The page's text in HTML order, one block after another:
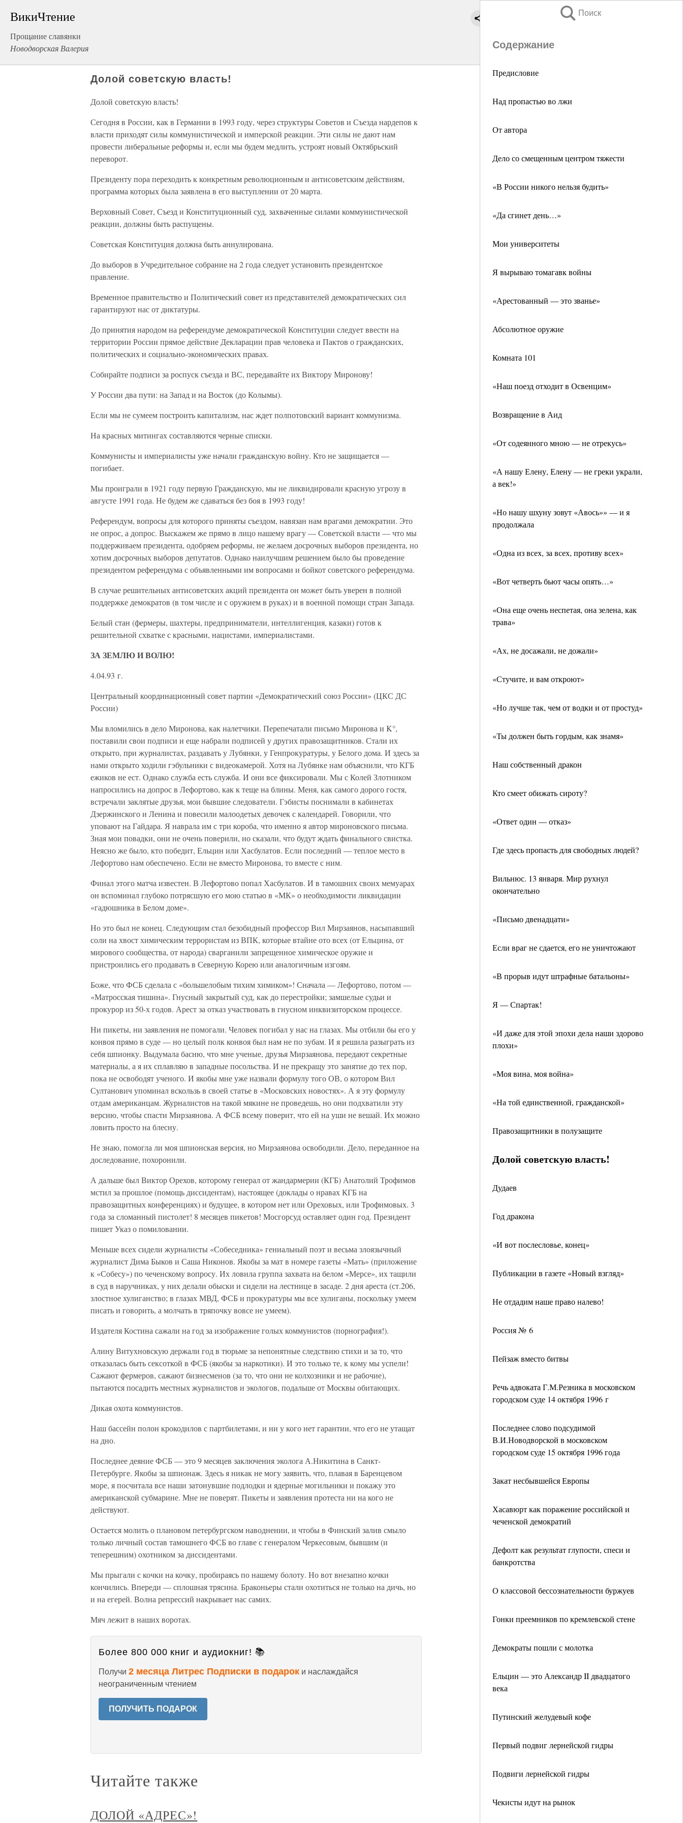
ВикиЧтение
Прощание славянки
Новодворская Валерия
Поиск
Содержание
Предисловие
Над пропастью во лжи
От автора
Дело со смещенным центром тяжести
«В России никого нельзя будить»
«Да сгинет день…»
Мои университеты
Я вырываю томагавк войны
«Арестованный — это званье»
Абсолютное оружие
Комната 101
«Наш поезд отходит в Освенцим»
Возвращение в Аид
«От содеянного мною — не отрекусь»
«А нашу Елену, Елену — не греки украли,
а век!»
«Но нашу шхуну зовут «Авось»» — и я
продолжала
«Одна из всех, за всех, противу всех»
«Вот четверть бьют часы опять…»
«Она еще очень неспетая, она зелена, как
трава»
«Ах, не досажали, не дожали»
«Стучите, и вам откроют»
«Но лучше так, чем от водки и от простуд»
«Ты должен быть гордым, как знамя»
Наш собственный дракон
Кто смеет обижать сироту?
«Ответ один — отказ»
Где здесь пропасть для свободных людей?
Вильнюс. 13 января. Мир рухнул
окончательно
«Письмо двенадцати»
Если враг не сдается, его не уничтожают
«В прорыв идут штрафные батальоны»
Я — Спартак!
«И даже для этой эпохи дела наши здорово
плохи»
«Моя вина, моя война»
«На той единственной, гражданской»
Правозащитники в полузащите
Долой советскую власть!
Дудаев
Год дракона
«И вот послесловье, конец»
Публикации в газете «Новый взгляд»
Не отдадим наше право налево!
Россия № 6
Пейзаж вместо битвы
Речь адвоката Г.М.Резника в московском
городском суде 14 октября 1996 г
Последнее слово подсудимой
В.И.Новодворской в московском
городском суде 15 октября 1996 года
Закат несбывшейся Европы
Хасавюрт как поражение российской и
чеченской демократий
Дефолт как результат глупости, спеси и
банкротства
О классовой бессознательности буржуев
Гонки преемников по кремлевской стене
Демократы пошли с молотка
Ельцин — это Александр II двадцатого
века
Путинский желудевый кофе
Первый подвиг лернейской гидры
Подвиги лернейской гидры
Чекисты идут на рынок
Долой советскую власть!
Долой советскую власть!
Сегодня в России, как в Германии в 1993 году, через структуры Советов и Съезда нардепов к
власти приходят силы коммунистической и имперской реакции. Эти силы не дают нам
провести либеральные реформы и, если мы будем медлить, устроят новый Октябрьский
переворот.
Президенту пора переходить к конкретным революционным и антисоветским действиям,
программа которых была заявлена в его выступлении от 20 марта.
Верховный Совет, Съезд и Конституционный суд, захваченные силами коммунистической
реакции, должны быть распущены.
Советская Конституция должна быть аннулирована.
До выборов в Учредительное собрание на 2 года следует установить президентское
правление.
Временное правительство и Политический совет из представителей демократических сил
гарантируют нас от диктатуры.
До принятия народом на референдуме демократической Конституции следует ввести на
территории России прямое действие Декларации прав человека и Пактов о гражданских,
политических и социально-экономических правах.
Собирайте подписи за роспуск съезда и ВС, передавайте их Виктору Миронову!
У России два пути: на Запад и на Восток (до Колымы).
Если мы не сумеем построить капитализм, нас ждет полпотовский вариант коммунизма.
На красных митингах составляются черные списки.
Коммунисты и империалисты уже начали гражданскую войну. Кто не защищается —
погибает.
Мы проиграли в 1921 году первую Гражданскую, мы не ликвидировали красную угрозу в
августе 1991 года. Не будем же сдаваться без боя в 1993 году!
Референдум, вопросы для которого приняты съездом, навязан нам врагами демократии. Это
не опрос, а допрос. Выскажем же прямо в лицо нашему врагу — Советской власти — что мы
поддерживаем президента, одобряем реформы, не желаем досрочных выборов президента, но
хотим досрочных выборов депутатов. Однако наилучшим решением было бы проведение
президентом референдума с объявленными им вопросами и бойкот советского референдума.
В случае решительных антисоветских акций президента он может быть уверен в полной
поддержке демократов (в том числе и с оружием в руках) и в военной помощи стран Запада.
Белый стан (фермеры, шахтеры, предприниматели, интеллигенция, казаки) готов к
решительной схватке с красными, нацистами, империалистами.
ЗА ЗЕМЛЮ И ВОЛЮ!
4.04.93 г.
Центральный координационный совет партии «Демократический союз России» (ЦКС ДС
России)
Мы вломились в дело Миронова, как налетчики. Перепечатали письмо Миронова и K°,
поставили свои подписи и еще набрали подписей у других правозащитников. Стали их
открыто, при журналистах, раздавать у Лубянки, у Генпрокуратуры, у Белого дома. И здесь за
нами открыто ходили гэбульники с видеокамерой. Хотя на Лубянке нам объяснили, что КГБ
ежиков не ест. Однако служба есть служба. И они все фиксировали. Мы с Колей Злотником
напросились на допрос в Лефортово, как к теще на блины. Меня, как самого дорого гостя,
встречали заклятые друзья, мои бывшие следователи. Гэбисты поснимали в кабинетах
Дзержинского и Ленина и повесили малоодетых девочек с календарей. Говорили, что
уповают на Гайдара. Я наврала им с три короба, что именно я автор мироновского письма.
Зная мои повадки, они не очень поверили, но сказали, что будут ждать финального свистка.
Неясно же было, кто победит, Ельцин или Хасбулатов. Если последний — теплое место в
Лефортово нам обеспечено. Если не вместо Миронова, то вместе с ним.
Финал этого матча известен. В Лефортово попал Хасбулатов. И в тамошних своих мемуарах
он вспоминал глубоко потрясшую его мою статью в «МК» о необходимости ликвидации
«гадюшника в Белом доме».
Но это был не конец. Следующим стал безобидный профессор Вил Мирзаянов, насыпавший
соли на хвост химическим террористам из ВПК, которые втайне ото всех (от Ельцина, от
мирового сообщества, от народа) сварганили запрещенное химическое оружие и
пристроились его продавать в Северную Корею или аналогичным изгоям.
Боже, что ФСБ сделала с «большелобым тихим химиком»! Сначала — Лефортово, потом —
«Матросская тишина». Гнусный закрытый суд, как до перестройки; замшелые судьи и
прокурор из 50-х годов. Арест за отказ участвовать в гнусном инквизиторском процессе.
Ни пикеты, ни заявления не помогали. Человек погибал у нас на глазах. Мы отбили бы его у
конвоя прямо в суде — но целый полк конвоя был нам не по зубам. И я решила разыграть из
себя шпионку. Выдумала басню, что мне ученые, друзья Мирзаянова, передают секретные
материалы, а я их сплавляю в западные посольства. И не прекращу это занятие до тех пор,
пока не освободят ученого. И якобы мне уже назвали формулу того ОВ, о котором Вил
Султанович упоминал вскользь в своей статье в «Московских новостях». А я эту формулу
отдам американцам. Журналистов на такой мякине не проведешь, но они подхватили эту
версию, чтобы спасти Мирзаянова. А ФСБ всему поверит, что ей на уши не вешай. Их можно
ловить просто на блесну.
Не знаю, помогла ли моя шпионская версия, но Мирзаянова освободили. Дело, переданное на
доследование, похоронили.
А дальше был Виктор Орехов, которому генерал от жандармерии (КГБ) Анатолий Трофимов
мстил за прошлое (помощь диссидентам), настоящее (доклады о нравах КГБ на
правозащитных конференциях) и будущее, в котором нет или Ореховых, или Трофимовых. 3
года за сломанный пистолет! 8 месяцев пикетов! Мосгорсуд оставляет один год. Президент
пишет Указ о помиловании.
Меньше всех сидели журналисты «Собеседника» гениальный поэт и весьма злоязычный
журналист Дима Быков и Саша Никонов. Якобы за мат в номере газеты «Мать» (приложение
к «Собесу») по чеченскому вопросу. Их ловила группа захвата на белом «Мерсе», их тащили
в суд в наручниках, у них делали обыски и сидели на лестнице в засаде. 2 дня ареста (ст.206,
злостное хулиганство; в глазах МВД, ФСБ и прокуратуры мы все хулиганы, поскольку умеем
писать и говорить, а молчать в тряпочку вовсе не умеем).
Издателя Костина сажали на год за изображение голых коммунистов (порнография!).
Алину Витухновскую держали год в тюрьме за непонятные следствию стихи и за то, что
отказалась быть сексоткой в ФСБ (якобы за наркотики). И это только те, к кому мы успели!
Сажают фермеров, сажают бизнесменов (за то, что они не колхозники и не рабочие),
пытаются посадить местных журналистов и экологов, подальше от Москвы обитающих.
Дикая охота коммунистов.
Наш бассейн полон крокодилов с партбилетами, и ни у кого нет гарантии, что его не утащат
на дно.
Последнее деяние ФСБ — это 9 месяцев заключения эколога А.Никитина в Санкт-
Петербурге. Якобы за шпионаж. Здесь я никак не могу заявить, что, плавая в Баренцевом
море, я посчитала все наши затонувшие подлодки и ядерные могильники и покажу это
американской субмарине. Мне не поверят. Пикеты и заявления протеста ни на кого не
действуют.
Остается молить о плановом петербургском наводнении, и чтобы в Финский залив смыло
только личный состав тамошнего ФСБ во главе с генералом Черкесовым, бывшим (и
теперешним) охотником за диссидентами.
Мы прыгали с кочки на кочку, пробираясь по нашему болоту. Но вот внезапно кочки
кончились. Впереди — сплошная трясина. Браконьеры стали охотиться не только на дичь, но
и на егерей. Волна репрессий накрывает нас самих.
Мяч лежит в наших воротах.
Более 800 000 книг и аудиокниг! 📚
Получи 2 месяца Литрес Подписки в подарок и наслаждайся
неограниченным чтением
ПОЛУЧИТЬ ПОДАРОК
Читайте также
ДОЛОЙ «АДРЕС»!